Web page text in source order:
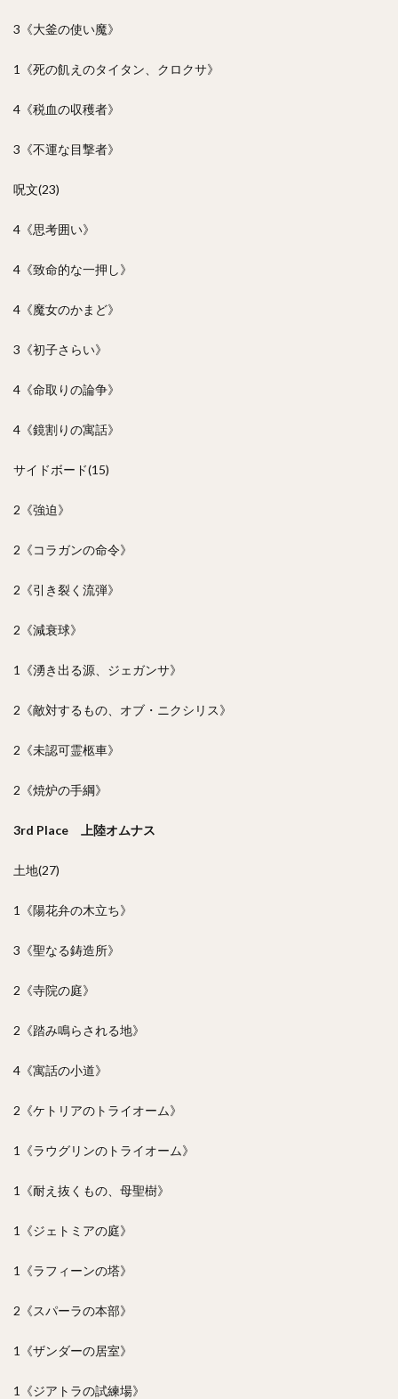
3《大釜の使い魔》
1《死の飢えのタイタン、クロクサ》
4《税血の収穫者》
3《不運な目撃者》
呪文(23)
4《思考囲い》
4《致命的な一押し》
4《魔女のかまど》
3《初子さらい》
4《命取りの論争》
4《鏡割りの寓話》
サイドボード(15)
2《強迫》
2《コラガンの命令》
2《引き裂く流弾》
2《減衰球》
1《湧き出る源、ジェガンサ》
2《敵対するもの、オブ・ニクシリス》
2《未認可霊柩車》
2《焼炉の手綱》
3rd Place 上陸オムナス
土地(27)
1《陽花弁の木立ち》
3《聖なる鋳造所》
2《寺院の庭》
2《踏み鳴らされる地》
4《寓話の小道》
2《ケトリアのトライオーム》
1《ラウグリンのトライオーム》
1《耐え抜くもの、母聖樹》
1《ジェトミアの庭》
1《ラフィーンの塔》
2《スパーラの本部》
1《ザンダーの居室》
1《ジアトラの試練場》